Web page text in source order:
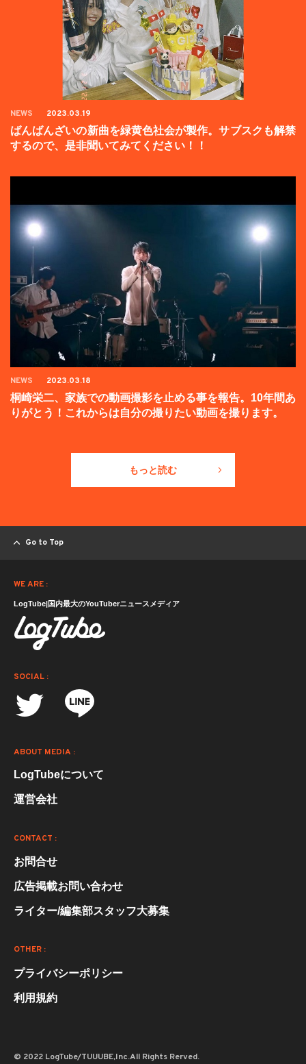
NEWS 2023.03.19
ばんばんざいの新曲を緑黄色社会が製作。サブスクも解禁
するので、是非聞いてみてください！！
NEWS 2023.03.18
桐崎栄二、家族での動画撮影を止める事を報告。10年間あ
りがとう！これからは自分の撮りたい動画を撮ります。
もっと読む
Go to Top
WE ARE :
LogTube|国内最大のYouTuberニュースメディア
SOCIAL :
ABOUT MEDIA :
LogTubeについて
運営会社
CONTACT :
お問合せ
広告掲載お問い合わせ
ライター/編集部スタッフ大募集
OTHER :
プライバシーポリシー
利用規約
© 2022 LogTube/TUUUBE,Inc.All Rights Rerved.